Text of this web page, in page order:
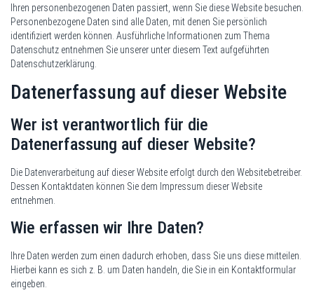
Ihren personenbezogenen Daten passiert, wenn Sie diese Website besuchen.
Personenbezogene Daten sind alle Daten, mit denen Sie persönlich
identifiziert werden können. Ausführliche Informationen zum Thema
Datenschutz entnehmen Sie unserer unter diesem Text aufgeführten
Datenschutzerklärung.
Datenerfassung auf dieser Website
Wer ist verantwortlich für die
Datenerfassung auf dieser Website?
Die Datenverarbeitung auf dieser Website erfolgt durch den Websitebetreiber.
Dessen Kontaktdaten können Sie dem Impressum dieser Website
entnehmen.
Wie erfassen wir Ihre Daten?
Ihre Daten werden zum einen dadurch erhoben, dass Sie uns diese mitteilen.
Hierbei kann es sich z. B. um Daten handeln, die Sie in ein Kontaktformular
eingeben.